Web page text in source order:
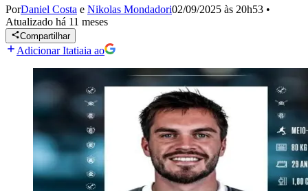
PorDaniel Costa e Nikolas Mondadori02/09/2025 às 20h53 •
Atualizado há 11 meses
Compartilhar
Adicionar Itatiaia ao